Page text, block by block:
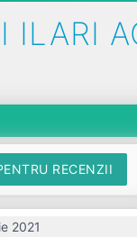
ILARI
RECENZII
2021